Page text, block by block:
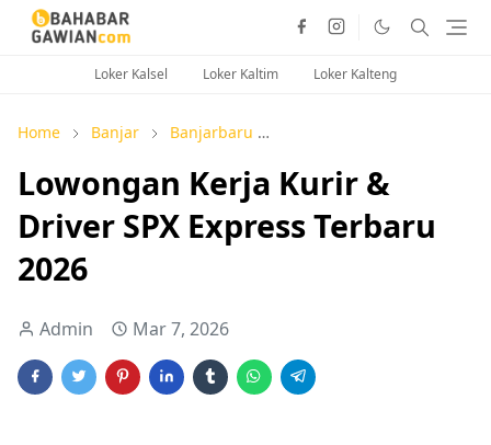
Loker Kalsel Loker Kaltim Loker Kalteng
Home Banjar Banjarbaru
Lowongan Kerja Kurir &
Driver SPX Express Terbaru
2026
Admin Mar 7, 2026